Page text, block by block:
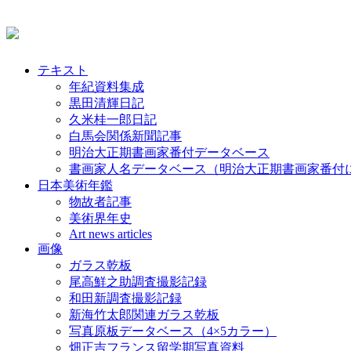
テキスト
年紀資料集成
黒田清輝日記
久米桂一郎日記
白馬会関係新聞記事
明治大正期書画家番付データベース
書画家人名データベース（明治大正期書画家番付
日本美術年鑑
物故者記事
美術界年史
Art news articles
画像
ガラス乾板
尾高鮮之助調査撮影記録
和田新調査撮影記録
新海竹太郎関連ガラス乾板
写真原板データベース（4×5カラー）
畑正吉フランス留学期写真資料